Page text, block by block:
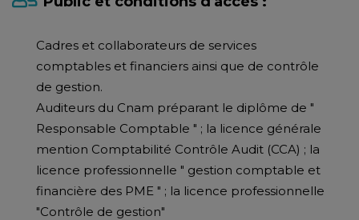
Cadres et collaborateurs de services
comptables et financiers ainsi que de contrôle
de gestion.
Auditeurs du Cnam préparant le diplôme de "
Responsable Comptable " ; la licence générale
mention Comptabilité Contrôle Audit (CCA) ; la
licence professionnelle " gestion comptable et
financière des PME " ; la licence professionnelle
"Contrôle de gestion"